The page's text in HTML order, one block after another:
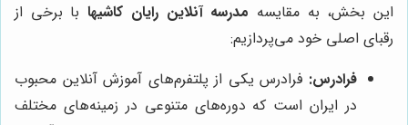
این بخش، به مقایسه مدرسه آنلاین رایان کاشیهابا برخی از
رقبای اصلی خود می‌پردازیم:
فرادرس: فرادرس یکی از پلتفرم‌های آموزش آنلاین محبوب
در ایران است که دوره‌های متنوعی در زمینه‌های مختلف